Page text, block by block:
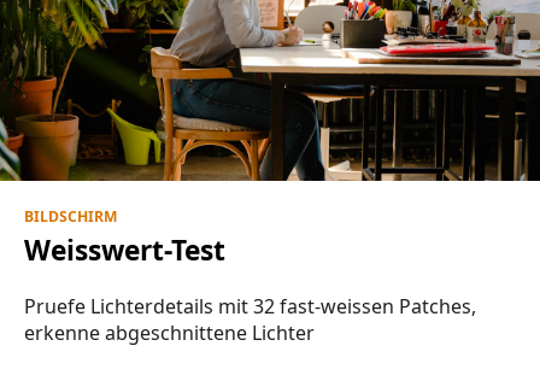
BILDSCHIRM
Weisswert-Test
Pruefe Lichterdetails mit 32 fast-weissen Patches,
erkenne abgeschnittene Lichter